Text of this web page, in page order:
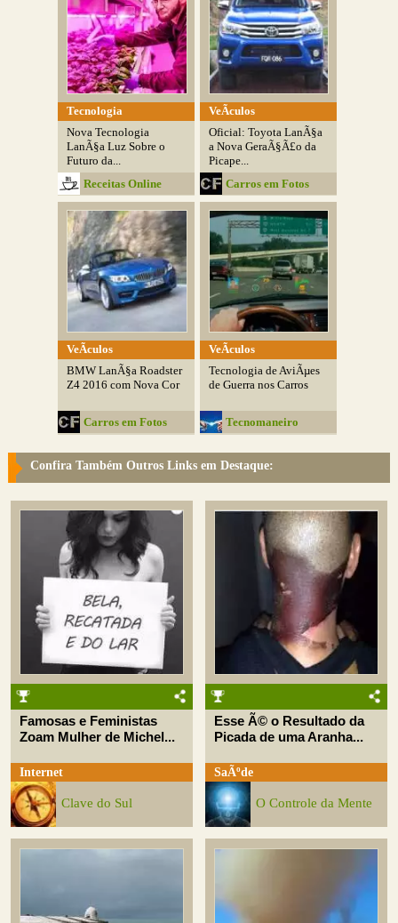
Tecnologia
Nova Tecnologia
LanÃ§a Luz Sobre o
Futuro da...
Receitas Online
VeÃ­culos
Oficial: Toyota LanÃ§a
a Nova GeraÃ§Ã£o da
Picape...
Carros em Fotos
VeÃ­culos
BMW LanÃ§a Roadster
Z4 2016 com Nova Cor
Carros em Fotos
VeÃ­culos
Tecnologia de AviÃµes
de Guerra nos Carros
Tecnomaneiro
Confira Também Outros Links em Destaque:
Famosas e Feministas
Zoam Mulher de Michel...
Internet
Clave do Sul
Esse Ã© o Resultado da
Picada de uma Aranha...
SaÃºde
O Controle da Mente